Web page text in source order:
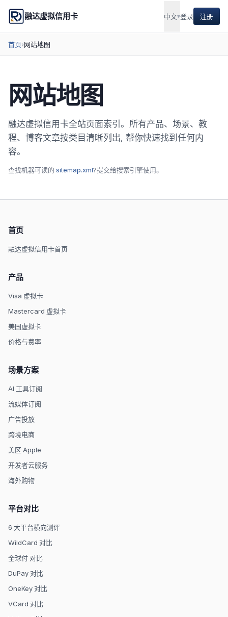
融达虚拟信用卡 中文▾登录 注册
首页›网站地图
网站地图
融达虚拟信用卡全站页面索引。所有产品、场景、教
程、博客文章按类目清晰列出, 帮你快速找到任何内
容。
查找机器可读的 sitemap.xml?提交给搜索引擎使用。
首页
融达虚拟信用卡首页
产品
Visa 虚拟卡
Mastercard 虚拟卡
美国虚拟卡
价格与费率
场景方案
AI 工具订阅
流媒体订阅
广告投放
跨境电商
美区 Apple
开发者云服务
海外购物
平台对比
6 大平台横向测评
WildCard 对比
全球付 对比
DuPay 对比
OneKey 对比
VCard 对比